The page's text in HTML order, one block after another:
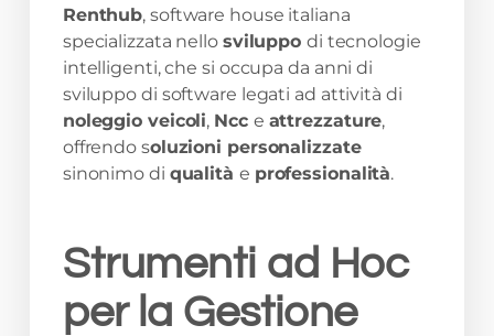
Renthub, software house italiana
specializzata nello sviluppo di tecnologie
intelligenti, che si occupa da anni di
sviluppo di software legati ad attività di
noleggio veicoli, Ncc e attrezzature,
offrendo soluzioni personalizzate
sinonimo di qualità e professionalità.
Strumenti ad Hoc
per la Gestione